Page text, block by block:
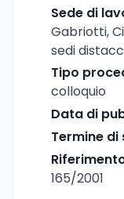
Sede di
Gabriotti,
sedi
Tipo
colloquio
Data di
Termine
165/2001